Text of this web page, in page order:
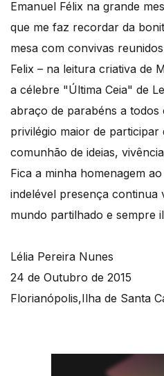
Emanuel Félix na grande
que me faz recordar da
mesa com convivas
Felix – na leitura criativa de
a célebre "Última Ceia" de
abraço de parabéns a todos
privilégio maior de participar
comunhão de ideias,
Fica a minha homenagem
indelével presença continua
mundo partilhado e sempre
Lélia Pereira Nunes
24 de Outubro de 2015
Florianópolis,Ilha de Santa